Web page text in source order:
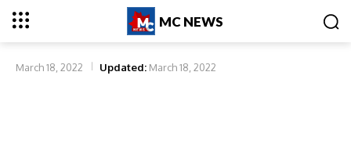
MC NEWS
March 18, 2022 Updated: March 18, 2022